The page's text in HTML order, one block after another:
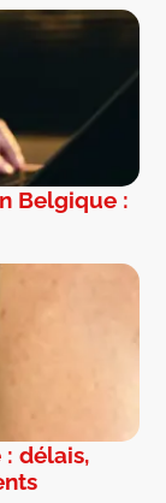
Belgique :
délais,